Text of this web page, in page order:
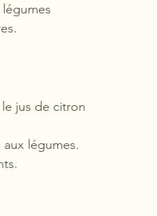
jus de citron
légumes.